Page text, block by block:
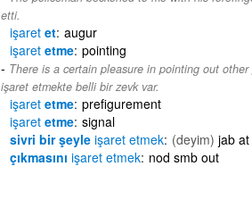
etti.
işaretet augur
işaretetme pointing
There is a certain pleasure in pointing out other
işaret etmekte belli bir zevk var.
işaretetme prefigurement
işaretetme signal
sivri bir şeyle işaret etmek (deyim) jab at
çıkmasını işaret etmek nod smb out